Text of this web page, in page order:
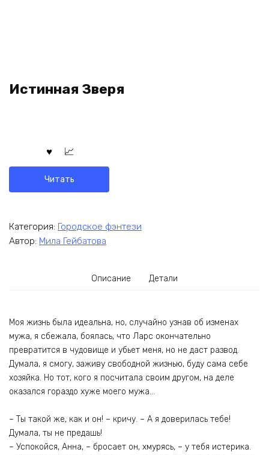
Истинная Зверя
Читать
Категория: Городское фэнтези
Автор: Мила Гейбатова
Описание Детали
Моя жизнь была идеальна, но, случайно узнав об изменах
мужа, я сбежала, боялась, что Ларс окончательно
превратится в чудовище и убьет меня, но не даст развод.
Думала, я смогу, заживу свободной жизнью, буду сама себе
хозяйка. Но тот, кого я посчитала своим другом, на деле
оказался гораздо хуже моего мужа…
– Ты такой же, как и он! – кричу. – А я доверилась тебе!
Думала, ты не предашь!
– Успокойся, Анна, – бросает он, хмурясь, – у тебя истерика.